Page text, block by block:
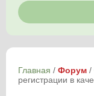
Главная / Форум /
регистрации в